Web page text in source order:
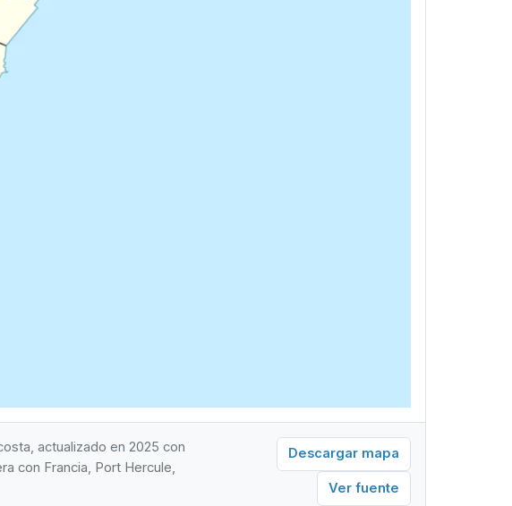
actualizado en 2025 con
con Francia, Port Hercule,
Descargar mapa
Ver fuente